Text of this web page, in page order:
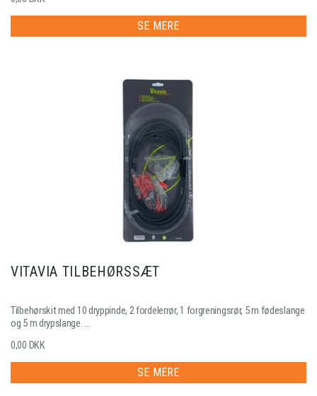
SE MERE
VITAVIA TILBEHØRSSÆT
Tilbehørskit med 10 dryppinde, 2 fordelerrør, 1 forgreningsrør, 5 m fødeslange
og 5 m drypslange. ...
0,00 DKK
SE MERE